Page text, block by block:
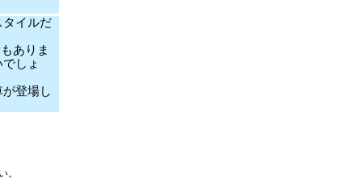
イルだ
ありま
しょ
登場し
。